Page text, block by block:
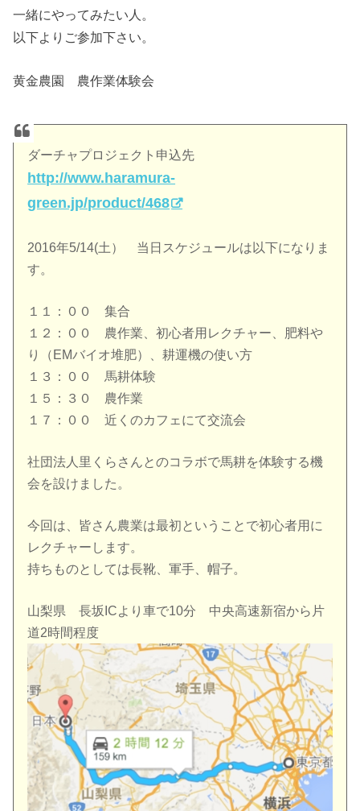
一緒にやってみたい人。
以下よりご参加下さい。
黄金農園 農作業体験会
ダーチャプロジェクト申込先
http://www.haramura-
green.jp/product/468
2016年5/14(土） 当日スケジュールは以下になりま
す。
１１：００ 集合
１２：００ 農作業、初心者用レクチャー、肥料や
り（EMバイオ堆肥）、耕運機の使い方
１３：００ 馬耕体験
１５：３０ 農作業
１７：００ 近くのカフェにて交流会
社団法人里くらさんとのコラボで馬耕を体験する機
会を設けました 。
今回は、 皆さん農業は最初ということで初心者用に
レクチャーします。
持ちものとしては長靴、軍手、帽子。
山梨県 長坂ICより車で10分 中央高速新宿から片
道2時間程度